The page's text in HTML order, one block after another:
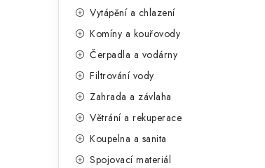
Vytápění a chlazení
Komíny a kouřovody
Čerpadla a vodárny
Filtrování vody
Zahrada a závlaha
Větrání a rekuperace
Koupelna a sanita
Spojovací materiál